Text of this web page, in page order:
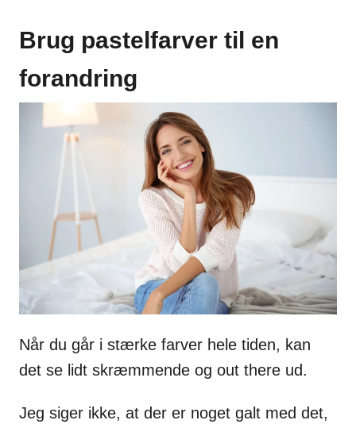
Brug pastelfarver til en
forandring
Når du går i stærke farver hele tiden, kan
det se lidt skræmmende og out there ud.
Jeg siger ikke, at der er noget galt med det,